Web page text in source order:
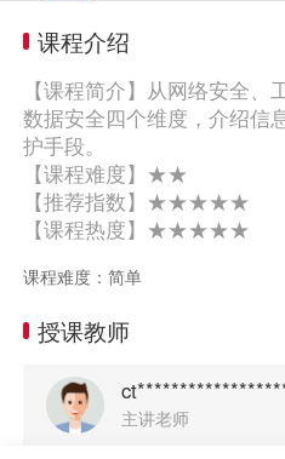
课程介绍
【课程简介】从网络安全
数据安全四个维度，介绍信
护手段。
【课程难度】★★
【推荐指数】★★★★★
【课程热度】★★★★★
课程难度：简单
授课教师
主讲老师